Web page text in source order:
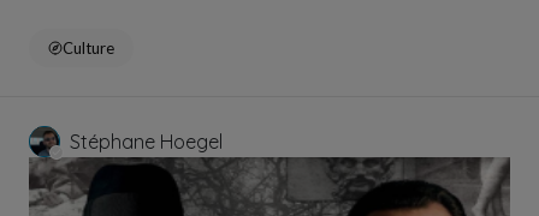
Culture
Stéphane Hoegel